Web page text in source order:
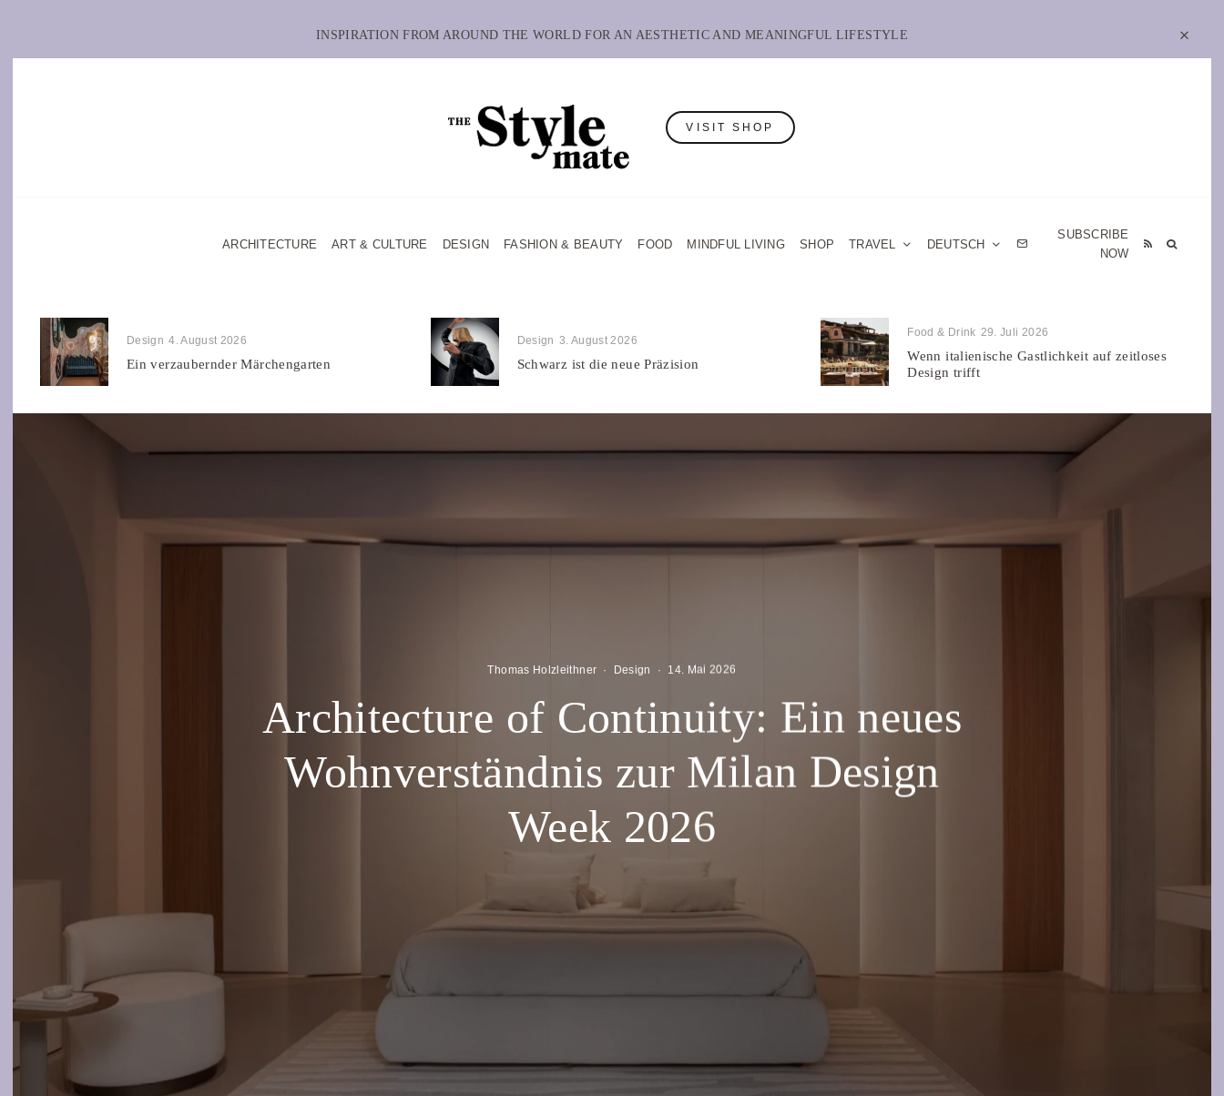
INSPIRATION FROM AROUND THE WORLD FOR AN AESTHETIC AND MEANINGFUL LIFESTYLE
VISIT SHOP
ARCHITECTURE ART & CULTURE DESIGN FASHION & BEAUTY FOOD MINDFUL LIVING SHOP TRAVEL DEUTSCH
SUBSCRIBE
NOW
Design 4. August 2026
Ein verzaubernder Märchengarten
Design 3. August 2026
Schwarz ist die neue Präzision
Food & Drink 29. Juli 2026
Wenn italienische Gastlichkeit auf zeitloses
Design trifft
Thomas Holzleithner · Design · 14. Mai 2026
Architecture of Continuity: Ein neues
Wohnverständnis zur Milan Design
Week 2026